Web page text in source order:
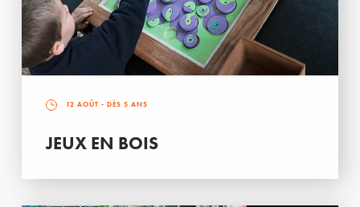
12 AOÛT - DÈS 5 ANS
JEUX EN BOIS